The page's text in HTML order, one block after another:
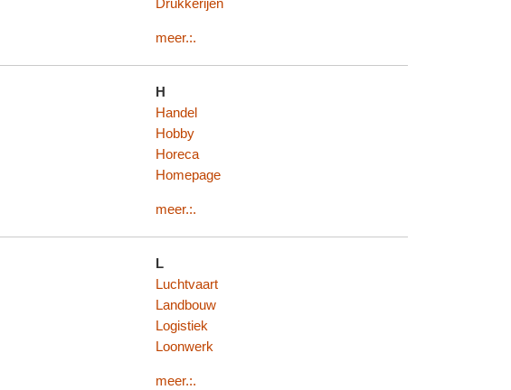
Drukkerijen
meer.:.
H
Handel
Hobby
Horeca
Homepage
meer.:.
L
Luchtvaart
Landbouw
Logistiek
Loonwerk
meer.:.